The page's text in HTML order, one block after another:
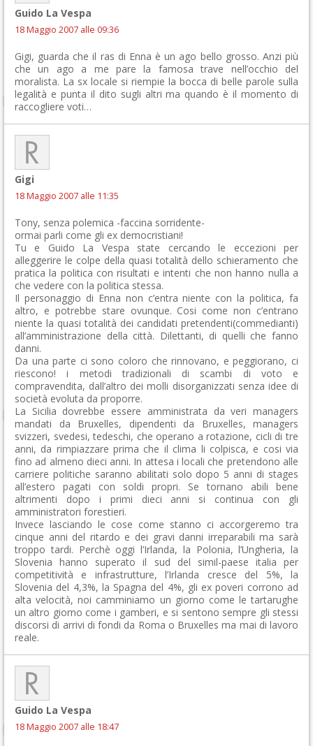
Guido La Vespa
18 Maggio 2007 alle 09:36
Gigi, guarda che il ras di Enna è un ago bello grosso. Anzi più
che un ago a me pare la famosa trave nell’occhio del
moralista. La sx locale si riempie la bocca di belle parole sulla
legalità e punta il dito sugli altri ma quando è il momento di
raccogliere voti…
Gigi
18 Maggio 2007 alle 11:35
Tony, senza polemica -faccina sorridente-
ormai parli come gli ex democristiani!
Tu e Guido La Vespa state cercando le eccezioni per
alleggerire le colpe della quasi totalità dello schieramento che
pratica la politica con risultati e intenti che non hanno nulla a
che vedere con la politica stessa.
Il personaggio di Enna non c’entra niente con la politica, fa
altro, e potrebbe stare ovunque. Cosi come non c’entrano
niente la quasi totalità dei candidati pretendenti(commedianti)
all’amministrazione della città. Dilettanti, di quelli che fanno
danni.
Da una parte ci sono coloro che rinnovano, e peggiorano, ci
riescono! i metodi tradizionali di scambi di voto e
compravendita, dall’altro dei molli disorganizzati senza idee di
società evoluta da proporre.
La Sicilia dovrebbe essere amministrata da veri managers
mandati da Bruxelles, dipendenti da Bruxelles, managers
svizzeri, svedesi, tedeschi, che operano a rotazione, cicli di tre
anni, da rimpiazzare prima che il clima li colpisca, e cosi via
fino ad almeno dieci anni. In attesa i locali che pretendono alle
carriere politiche saranno abilitati solo dopo 5 anni di stages
all’estero pagati con soldi propri. Se tornano abili bene
altrimenti dopo i primi dieci anni si continua con gli
amministratori forestieri.
Invece lasciando le cose come stanno ci accorgeremo tra
cinque anni del ritardo e dei gravi danni irreparabili ma sarà
troppo tardi. Perchè oggi l’Irlanda, la Polonia, l’Ungheria, la
Slovenia hanno superato il sud del simil-paese italia per
competitività e infrastrutture, l’Irlanda cresce del 5%, la
Slovenia del 4,3%, la Spagna del 4%, gli ex poveri corrono ad
alta velocità, noi camminiamo un giorno come le tartarughe
un altro giorno come i gamberi, e si sentono sempre gli stessi
discorsi di arrivi di fondi da Roma o Bruxelles ma mai di lavoro
reale.
Guido La Vespa
18 Maggio 2007 alle 18:47